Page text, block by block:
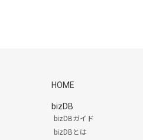
HOME
bizDB
bizDBガイド
bizDBとは